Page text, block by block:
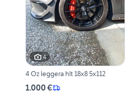
4
4 Oz leggera hlt 18x8 5x112
1.000 €